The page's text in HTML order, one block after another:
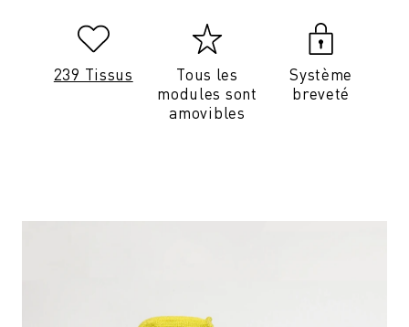
239 Tissus
Tous les
modules sont
amovibles
Système
breveté